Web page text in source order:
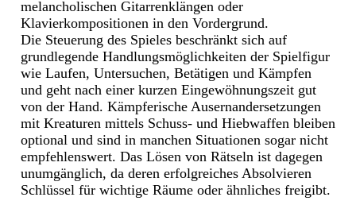
melancholischen Gitarrenklängen oder
Klavierkompositionen in den Vordergrund.
Die Steuerung des Spieles beschränkt sich auf
grundlegende Handlungsmöglichkeiten der Spielfigur
wie Laufen, Untersuchen, Betätigen und Kämpfen
und geht nach einer kurzen Eingewöhnungszeit gut
von der Hand. Kämpferische Ausernandersetzungen
mit Kreaturen mittels Schuss- und Hiebwaffen bleiben
optional und sind in manchen Situationen sogar nicht
empfehlenswert. Das Lösen von Rätseln ist dagegen
unumgänglich, da deren erfolgreiches Absolvieren
Schlüssel für wichtige Räume oder ähnliches freigibt.